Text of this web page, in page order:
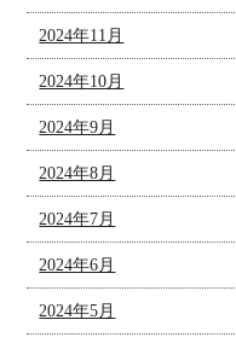
2024年11月
2024年10月
2024年9月
2024年8月
2024年7月
2024年6月
2024年5月